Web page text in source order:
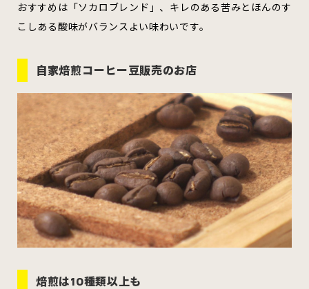
弘前市 黒石市 平川市
むつ市 十和田市
八戸市
すべてのエリアをみる
ホーム
公式Instagram
おすすめは「ソカロブレンド」、キレのある苦みとほんのす
こしある酸味がバランスよい味わいです。
自家焙煎コーヒー豆販売のお店
焙煎は10種類以上も